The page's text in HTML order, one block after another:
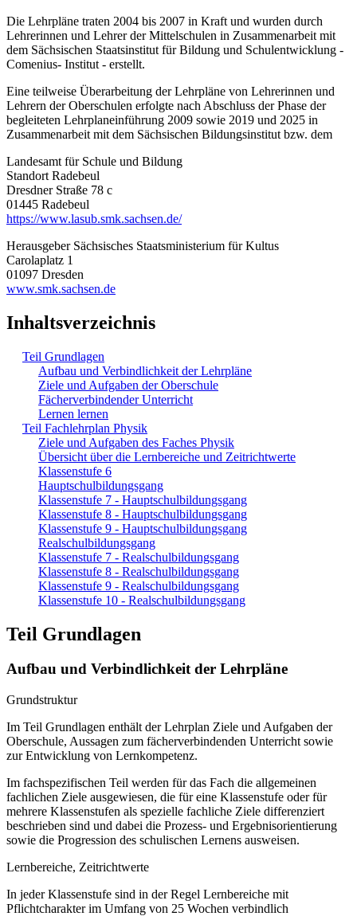
Die Lehrpläne traten 2004 bis 2007 in Kraft und wurden durch
Lehrerinnen und Lehrer der Mittelschulen in Zusammenarbeit mit
dem Sächsischen Staatsinstitut für Bildung und Schulentwicklung -
Comenius- Institut - erstellt.
Eine teilweise Überarbeitung der Lehrpläne von Lehrerinnen und
Lehrern der Oberschulen erfolgte nach Abschluss der Phase der
begleiteten Lehrplaneinführung 2009 sowie 2019 und 2025 in
Zusammenarbeit mit dem Sächsischen Bildungsinstitut bzw. dem
Landesamt für Schule und Bildung
Standort Radebeul
Dresdner Straße 78 c
01445 Radebeul
https://www.lasub.smk.sachsen.de/
Herausgeber Sächsisches Staatsministerium für Kultus
Carolaplatz 1
01097 Dresden
www.smk.sachsen.de
Inhaltsverzeichnis
Teil Grundlagen
Aufbau und Verbindlichkeit der Lehrpläne
Ziele und Aufgaben der Oberschule
Fächerverbindender Unterricht
Lernen lernen
Teil Fachlehrplan Physik
Ziele und Aufgaben des Faches Physik
Übersicht über die Lernbereiche und Zeitrichtwerte
Klassenstufe 6
Hauptschulbildungsgang
Klassenstufe 7 - Hauptschulbildungsgang
Klassenstufe 8 - Hauptschulbildungsgang
Klassenstufe 9 - Hauptschulbildungsgang
Realschulbildungsgang
Klassenstufe 7 - Realschulbildungsgang
Klassenstufe 8 - Realschulbildungsgang
Klassenstufe 9 - Realschulbildungsgang
Klassenstufe 10 - Realschulbildungsgang
Teil Grundlagen
Aufbau und Verbindlichkeit der Lehrpläne
Grundstruktur
Im Teil Grundlagen enthält der Lehrplan Ziele und Aufgaben der
Oberschule, Aussagen zum fächerverbindenden Unterricht sowie
zur Entwicklung von Lernkompetenz.
Im fachspezifischen Teil werden für das Fach die allgemeinen
fachlichen Ziele ausgewiesen, die für eine Klassenstufe oder für
mehrere Klassenstufen als spezielle fachliche Ziele differenziert
beschrieben sind und dabei die Prozess- und Ergebnisorientierung
sowie die Progression des schulischen Lernens ausweisen.
Lernbereiche, Zeitrichtwerte
In jeder Klassenstufe sind in der Regel Lernbereiche mit
Pflichtcharakter im Umfang von 25 Wochen verbindlich